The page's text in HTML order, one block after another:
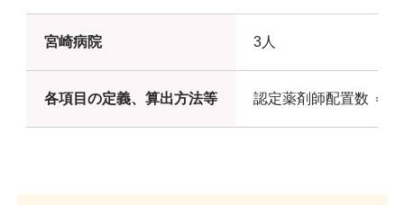
宮崎病院 3人
各項目の定義、算出方法等 認定薬剤師配置数 ＝